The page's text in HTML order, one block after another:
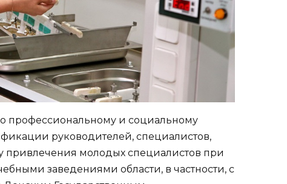
профессиональному и социальному
руководителей, специалистов,
привлечения молодых специалистов при
заведениями области, в частности, с